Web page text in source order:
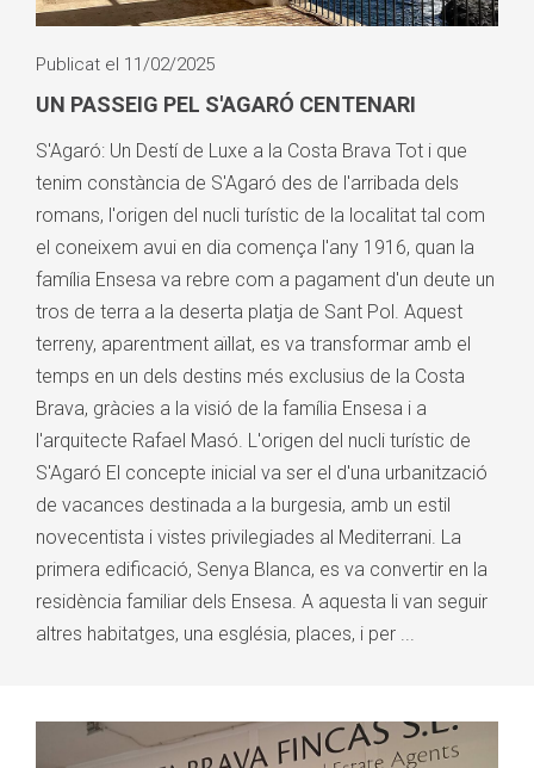
Publicat el 11/02/2025
UN PASSEIG PEL S'AGARÓ CENTENARI
S'Agaró: Un Destí de Luxe a la Costa Brava Tot i que
tenim constància de S'Agaró des de l'arribada dels
romans, l'origen del nucli turístic de la localitat tal com
el coneixem avui en dia comença l'any 1916, quan la
família Ensesa va rebre com a pagament d'un deute un
tros de terra a la deserta platja de Sant Pol. Aquest
terreny, aparentment aïllat, es va transformar amb el
temps en un dels destins més exclusius de la Costa
Brava, gràcies a la visió de la família Ensesa i a
l'arquitecte Rafael Masó. L'origen del nucli turístic de
S'Agaró El concepte inicial va ser el d'una urbanització
de vacances destinada a la burgesia, amb un estil
novecentista i vistes privilegiades al Mediterrani. La
primera edificació, Senya Blanca, es va convertir en la
residència familiar dels Ensesa. A aquesta li van seguir
altres habitatges, una església, places, i per ...